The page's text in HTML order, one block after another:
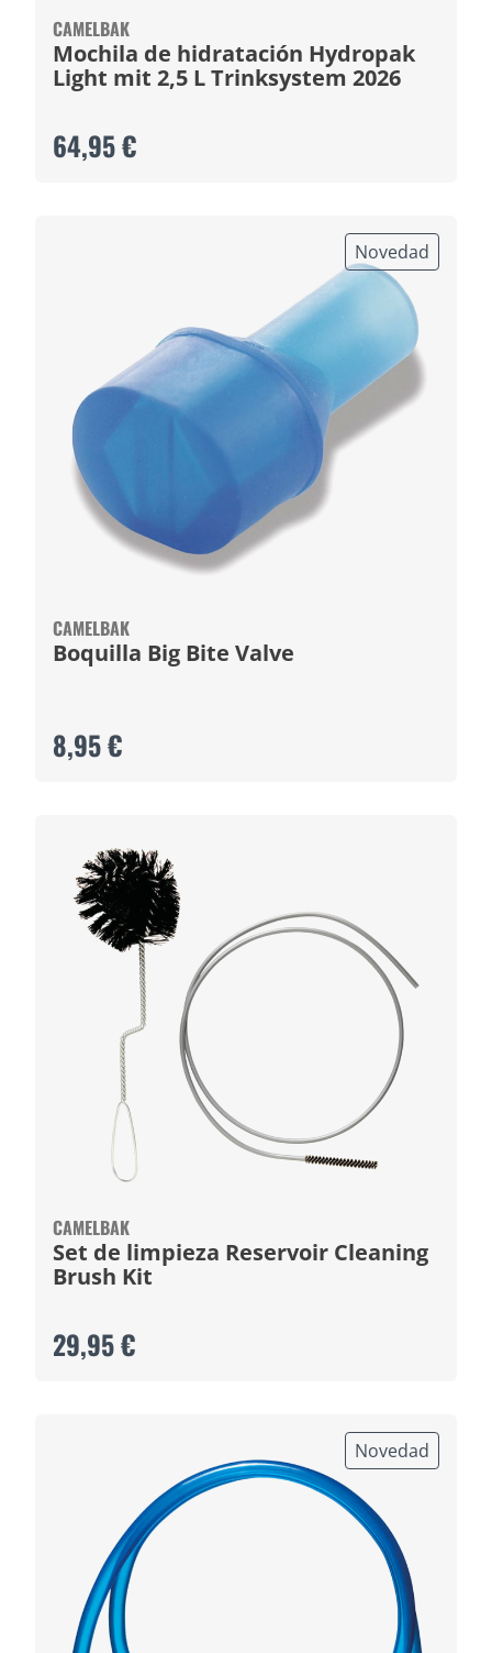
CAMELBAK
Mochila de hidratación Hydropak
Light mit 2,5 L Trinksystem 2026
64,95 €
Novedad
CAMELBAK
Boquilla Big Bite Valve
8,95 €
CAMELBAK
Set de limpieza Reservoir Cleaning
Brush Kit
29,95 €
Novedad